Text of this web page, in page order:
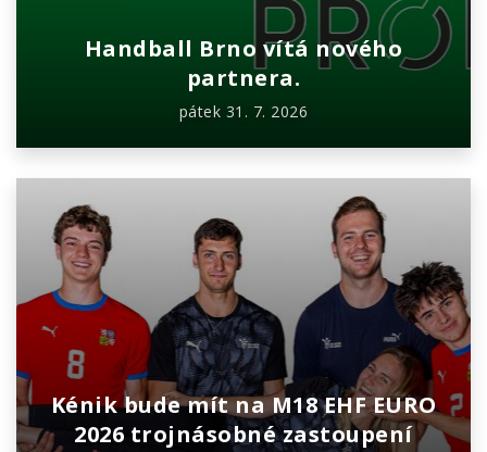
Handball Brno vítá nového
partnera.
pátek 31. 7. 2026
Kénik bude mít na M18 EHF EURO
2026 trojnásobné zastoupení